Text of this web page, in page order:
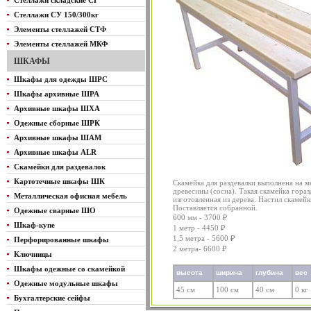
Стеллажи СУ 150/300кг
Элементы стеллажей СТФ
Элементы стеллажей МКФ
ШКАФЫ
Шкафы для одежды ШРС
Шкафы архивные ШРА
Архивные шкафы ШХА
Одежные сборные ШРК
Архивные шкафы ШАМ
Архивные шкафы ALR
Скамейки для раздевалок
Картотечные шкафы ШК
Металлическая офисная мебель
Одежные сварные ШО
Шкаф-купе
Перфорированные шкафы
Ключницы
Шкафы одежные со скамейкой
Одежные модульные шкафы
Бухгалтерские сейфы
Скамейка для раздевалки выполнена на
древесины (сосна). Такая скамейка
изготовленная из дерева. Настил
Поставляется собранной.
600 мм - 3700 ₽
1 метр - 4450 ₽
1,5 метра - 5600 ₽
2 метра- 6600 ₽
высота ширина глубина вес
45 см 100 см 40 см 0 кг